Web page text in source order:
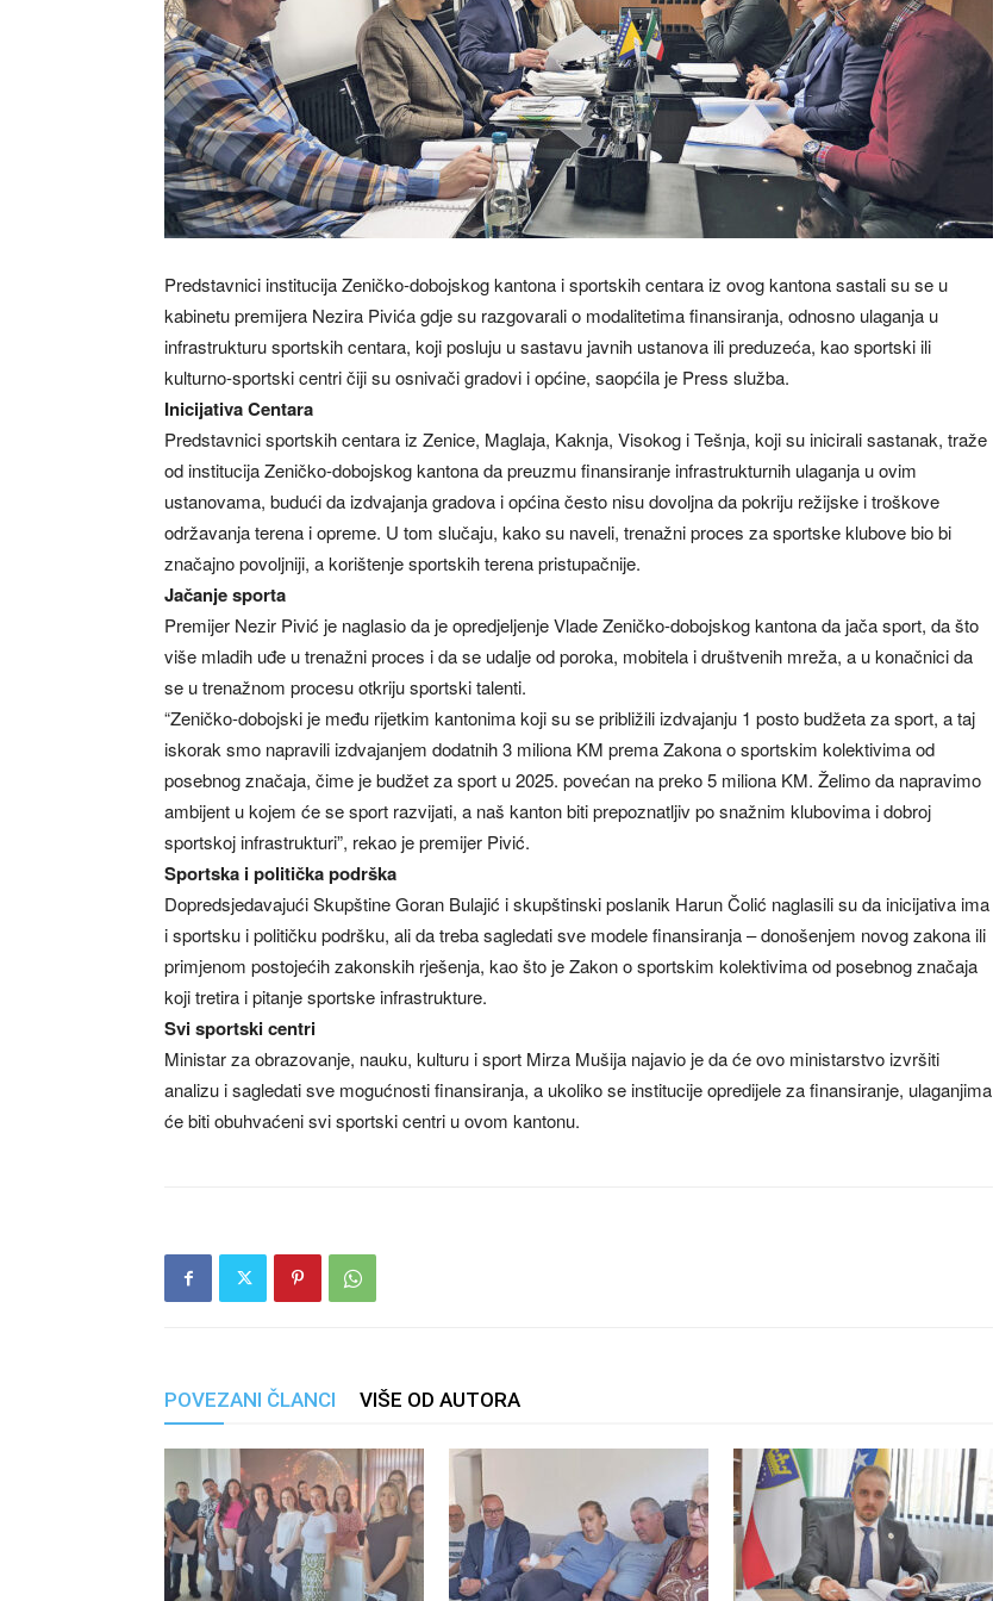
Predstavnici institucija Zeničko-dobojskog kantona i sportskih centara iz ovog kantona sastali su se u
kabinetu premijera Nezira Pivića gdje su razgovarali o modalitetima finansiranja, odnosno ulaganja u
infrastrukturu sportskih centara, koji posluju u sastavu javnih ustanova ili preduzeća, kao sportski ili
kulturno-sportski centri čiji su osnivači gradovi i općine, saopćila je Press služba.
Inicijativa Centara
Predstavnici sportskih centara iz Zenice, Maglaja, Kaknja, Visokog i Tešnja, koji su inicirali sastanak, traže
od institucija Zeničko-dobojskog kantona da preuzmu finansiranje infrastrukturnih ulaganja u ovim
ustanovama, budući da izdvajanja gradova i općina često nisu dovoljna da pokriju režijske i troškove
održavanja terena i opreme. U tom slučaju, kako su naveli, trenažni proces za sportske klubove bio bi
značajno povoljniji, a korištenje sportskih terena pristupačnije.
Jačanje sporta
Premijer Nezir Pivić je naglasio da je opredjeljenje Vlade Zeničko-dobojskog kantona da jača sport, da što
više mladih uđe u trenažni proces i da se udalje od poroka, mobitela i društvenih mreža, a u konačnici da
se u trenažnom procesu otkriju sportski talenti.
“Zeničko-dobojski je među rijetkim kantonima koji su se približili izdvajanju 1 posto budžeta za sport, a taj
iskorak smo napravili izdvajanjem dodatnih 3 miliona KM prema Zakona o sportskim kolektivima od
posebnog značaja, čime je budžet za sport u 2025. povećan na preko 5 miliona KM. Želimo da napravimo
ambijent u kojem će se sport razvijati, a naš kanton biti prepoznatljiv po snažnim klubovima i dobroj
sportskoj infrastrukturi”, rekao je premijer Pivić.
Sportska i politička podrška
Dopredsjedavajući Skupštine Goran Bulajić i skupštinski poslanik Harun Čolić naglasili su da inicijativa ima
i sportsku i političku podršku, ali da treba sagledati sve modele finansiranja – donošenjem novog zakona ili
primjenom postojećih zakonskih rješenja, kao što je Zakon o sportskim kolektivima od posebnog značaja
koji tretira i pitanje sportske infrastrukture.
Svi sportski centri
Ministar za obrazovanje, nauku, kulturu i sport Mirza Mušija najavio je da će ovo ministarstvo izvršiti
analizu i sagledati sve mogućnosti finansiranja, a ukoliko se institucije opredijele za finansiranje, ulaganjima
će biti obuhvaćeni svi sportski centri u ovom kantonu.
POVEZANI ČLANCI VIŠE OD AUTORA